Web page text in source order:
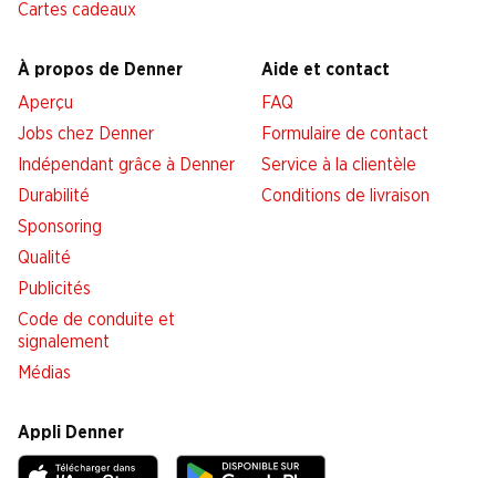
Cartes cadeaux
À propos de Denner
Aperçu
Jobs chez Denner
Indépendant grâce à Denner
Durabilité
Sponsoring
Qualité
Publicités
Code de conduite et
signalement
Médias
Aide et contact
FAQ
Formulaire de contact
Service à la clientèle
Conditions de livraison
Appli Denner